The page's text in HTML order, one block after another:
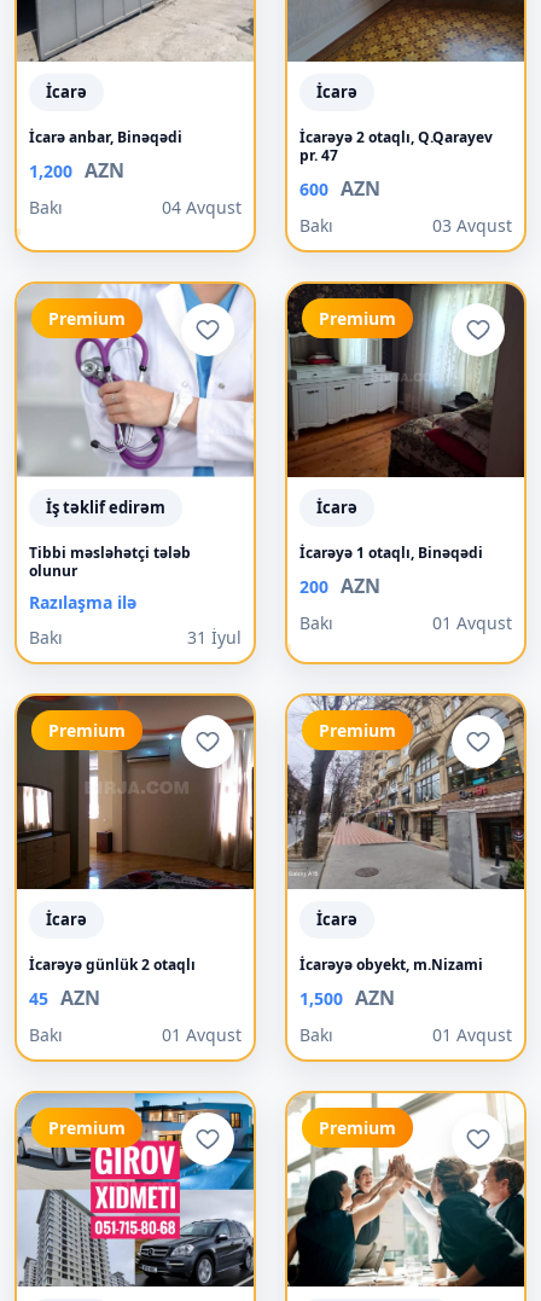
İcarə
İcarə anbar, Binəqədi
1,200 AZN
Bakı 04 Avqust
İcarə
İcarəyə 2 otaqlı, Q.Qarayev
pr. 47
600 AZN
Bakı 03 Avqust
Premium
İş təklif edirəm
Tibbi məsləhətçi tələb
olunur
Razılaşma ilə
Bakı
31 İyul
Premium
İcarə
İcarəyə 1 otaqlı, Binəqədi
200 AZN
Bakı 01 Avqust
Premium
İcarə
İcarəyə günlük 2 otaqlı
45 AZN
Bakı 01 Avqust
Premium
İcarə
İcarəyə obyekt, m.Nizami
1,500 AZN
Bakı 01 Avqust
Premium Premium